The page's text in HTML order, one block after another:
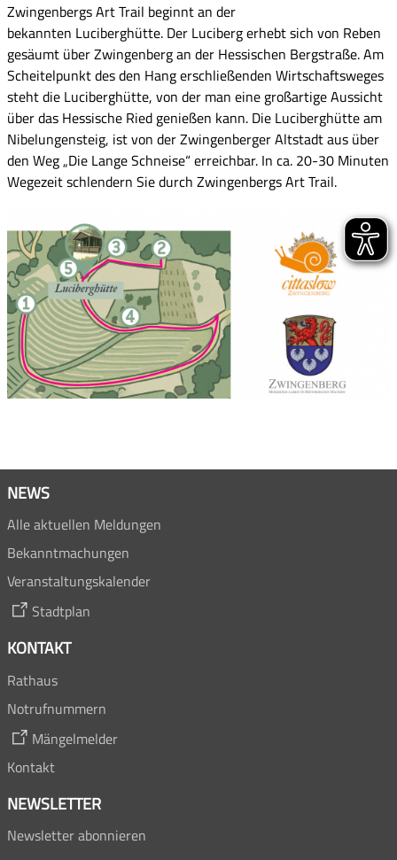
Zwingenbergs Art Trail beginnt an der
bekannten Luciberghütte. Der Luciberg erhebt sich von Reben
gesäumt über Zwingenberg an der Hessischen Bergstraße. Am
Scheitelpunkt des den Hang erschließenden Wirtschaftsweges
steht die Luciberghütte, von der man eine großartige Aussicht
über das Hessische Ried genießen kann. Die Luciberghütte am
Nibelungensteig, ist von der Zwingenberger Altstadt aus über
den Weg „Die Lange Schneise“ erreichbar. In ca. 20-30 Minuten
Wegezeit schlendern Sie durch Zwingenbergs Art Trail.
NEWS
Alle aktuellen Meldungen
Bekanntmachungen
Veranstaltungskalender
Stadtplan
KONTAKT
Rathaus
Notrufnummern
Mängelmelder
Kontakt
NEWSLETTER
Newsletter abonnieren